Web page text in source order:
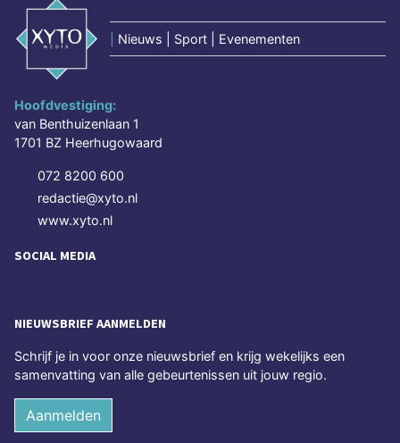
Nieuws | Sport | Evenementen
Hoofdvestiging:
van Benthuizenlaan 1
1701 BZ Heerhugowaard
072 8200 600
redactie@xyto.nl
www.xyto.nl
SOCIAL MEDIA
NIEUWSBRIEF AANMELDEN
Schrijf je in voor onze nieuwsbrief en krijg wekelijks een
samenvatting van alle gebeurtenissen uit jouw regio.
Aanmelden